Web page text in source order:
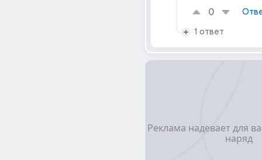
0
1 ответ